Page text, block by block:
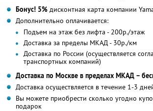
Бонус! 5% дисконтная карта компании
Дополнительно оплачивается:
Подъем на этаж без лифта - 200р./этаж
Доставка за пределы МКАД - 30р./км
Доставка по России (осуществляется
транспортных компаний)
Доставка по Москве в пределах МКАД –
Доставка осуществляется в течение 1-3
Вы можете приобрести сколько угодно
подарок